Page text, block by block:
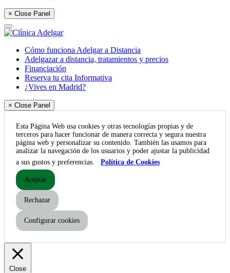
× Close Panel
Cómo funciona Adelgar a Distancia
Adelgazar a distancia, tratamientos y precios
Financiación
Reserva tu cita Informativa
¿Vives en Madrid?
× Close Panel
Esta Página Web usa cookies y otras tecnologías propias y de
terceros para hacer funcionar de manera correcta y segura nuestra
página web y personalizar su contenido. También las usamos para
analizar la navegación de los usuarios y poder ajustar la publicidad
a sus gustos y preferencias.
Política de Cookies
Aceptar
Rechazar
Configurar cookies
Close